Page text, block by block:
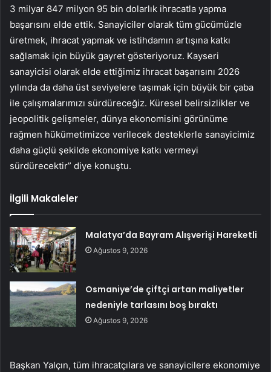
3 milyar 847 milyon 95 bin dolarlık ihracatla yapma
başarısını elde ettik. Sanayiciler olarak tüm gücümüzle
üretmek, ihracat yapmak ve istihdamın artışına katkı
sağlamak için büyük gayret gösteriyoruz. Kayseri
sanayicisi olarak elde ettiğimiz ihracat başarısını 2026
yılında da daha üst seviyelere taşımak için büyük bir çaba
ile çalışmalarımızı sürdüreceğiz. Küresel belirsizlikler ve
jeopolitik gelişmeler, dünya ekonomisini görünüme
rağmen hükümetimizce verilecek desteklerle sanayicimiz
daha güçlü şekilde ekonomiye katkı vermeyi
sürdürecektir” diye konuştu.
İlgili Makaleler
Malatya’da Bayram Alışverişi Hareketli
Ağustos 9, 2026
Osmaniye’de çiftçi artan maliyetler
nedeniyle tarlasını boş bıraktı
Ağustos 9, 2026
Başkan Yalçın, tüm ihracatçılara ve sanayicilere ekonomiye